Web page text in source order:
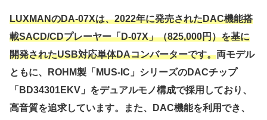
LUXMANのDA-07Xは、2022年に発売されたDAC機能搭
載SACD/CDプレーヤー「D-07X」（825,000円）を基に
開発されたUSB対応単体DAコンバーターです。両モデル
ともに、ROHM製「MUS-IC」シリーズのDACチップ
「BD34301EKV」をデュアルモノ構成で採用しており、
高音質を追求しています。また、DAC機能を利用でき、